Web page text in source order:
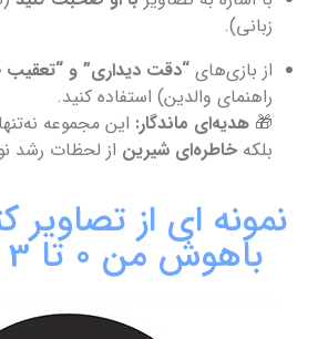
زبانی).
از بازی‌های“دقت دیداری” و
راهنمای والدین) استفاده کنید.
🎁 هدیه‌ای ماندگار: این مجموعه
بلکه خاطره‌ای شیرین از لحظات رشد
نمونه ای از تصاویر
باهوش من 0 تا 3 ماهگی